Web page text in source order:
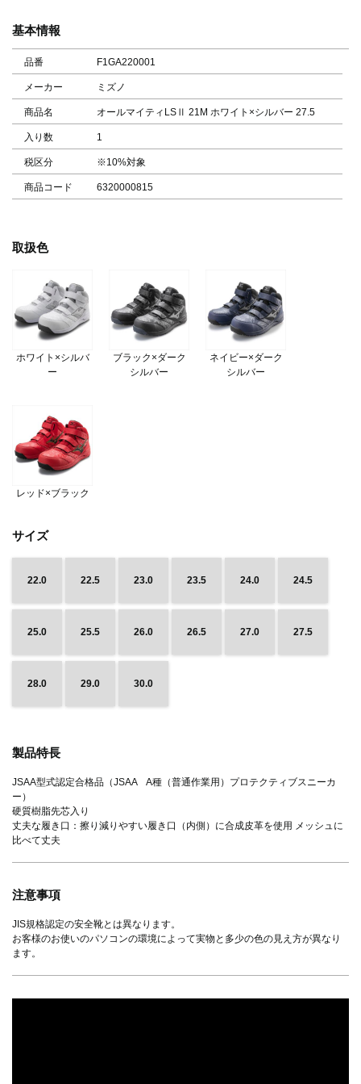
基本情報
品番 F1GA220001
メーカー ミズノ
商品名 オールマイティLSⅡ 21M ホワイト×シルバー 27.5
入り数 1
税区分 ※10%対象
商品コード 6320000815
取扱色
ホワイト×シルバ
ー
ブラック×ダーク
シルバー
ネイビー×ダーク
シルバー
レッド×ブラック
サイズ
22.0 22.5 23.0 23.5 24.0 24.5
25.0 25.5 26.0 26.5 27.0 27.5
28.0 29.0 30.0
製品特長
JSAA型式認定合格品（JSAA A種（普通作業用）プロテクティブスニーカ
ー）
硬質樹脂先芯入り
丈夫な履き口：擦り減りやすい履き口（内側）に合成皮革を使用 メッシュに
比べて丈夫
注意事項
JIS規格認定の安全靴とは異なります。
お客様のお使いのパソコンの環境によって実物と多少の色の見え方が異なり
ます。